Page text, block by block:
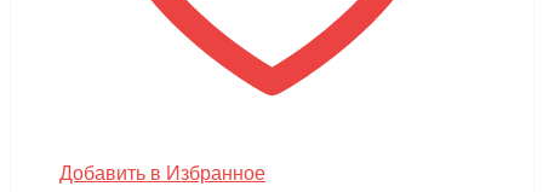
Добавить в Избранное